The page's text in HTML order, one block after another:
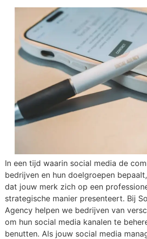
In een tijd waarin social media de
bedrijven en hun doelgroepen
dat jouw merk zich op een
strategische manier presenteert. Bij
Agency helpen we bedrijven van
om hun social media kanalen te
benutten. Als jouw social media